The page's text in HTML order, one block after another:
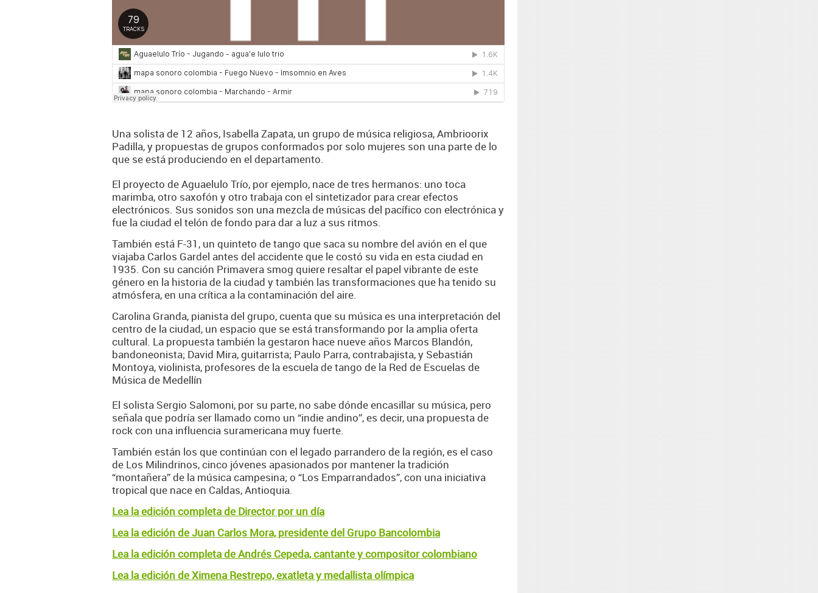
Una solista de 12 años, Isabella Zapata, un grupo de música religiosa, Ambrioorix
Padilla, y propuestas de grupos conformados por solo mujeres son una parte de lo
que se está produciendo en el departamento.
El proyecto de Aguaelulo Trío, por ejemplo, nace de tres hermanos: uno toca
marimba, otro saxofón y otro trabaja con el sintetizador para crear efectos
electrónicos. Sus sonidos son una mezcla de músicas del pacífico con electrónica y
fue la ciudad el telón de fondo para dar a luz a sus ritmos.
También está F-31, un quinteto de tango que saca su nombre del avión en el que
viajaba Carlos Gardel antes del accidente que le costó su vida en esta ciudad en
1935. Con su canción Primavera smog quiere resaltar el papel vibrante de este
género en la historia de la ciudad y también las transformaciones que ha tenido su
atmósfera, en una crítica a la contaminación del aire.
Carolina Granda, pianista del grupo, cuenta que su música es una interpretación del
centro de la ciudad, un espacio que se está transformando por la amplia oferta
cultural. La propuesta también la gestaron hace nueve años Marcos Blandón,
bandoneonista; David Mira, guitarrista; Paulo Parra, contrabajista, y Sebastián
Montoya, violinista, profesores de la escuela de tango de la Red de Escuelas de
Música de Medellín
El solista Sergio Salomoni, por su parte, no sabe dónde encasillar su música, pero
señala que podría ser llamado como un “indie andino”, es decir, una propuesta de
rock con una influencia suramericana muy fuerte.
También están los que continúan con el legado parrandero de la región, es el caso
de Los Milindrinos, cinco jóvenes apasionados por mantener la tradición
“montañera” de la música campesina; o “Los Emparrandados”, con una iniciativa
tropical que nace en Caldas, Antioquia.
Lea la edición completa de Director por un día
Lea la edición de Juan Carlos Mora, presidente del Grupo Bancolombia
Lea la edición completa de Andrés Cepeda, cantante y compositor colombiano
Lea la edición de Ximena Restrepo, exatleta y medallista olímpica